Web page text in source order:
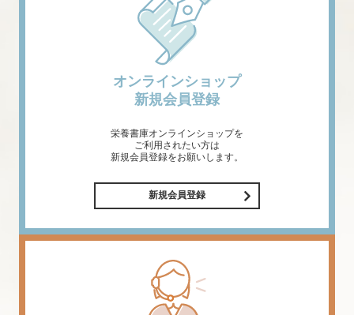
オンラインショップ
新規会員登録
栄養書庫オンラインショップを
ご利用されたい方は
新規会員登録をお願いします。
新規会員登録